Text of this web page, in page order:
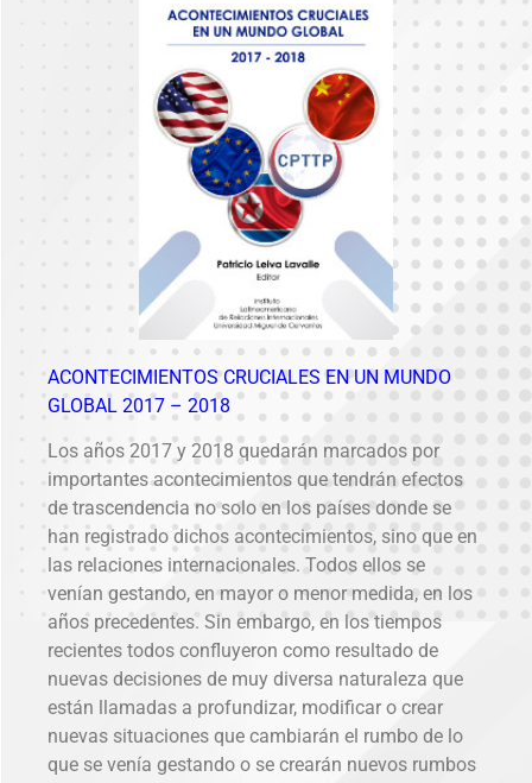
ACONTECIMIENTOS CRUCIALES EN UN MUNDO
GLOBAL 2017 – 2018
Los años 2017 y 2018 quedarán marcados por
importantes acontecimientos que tendrán efectos
de trascendencia no solo en los países donde se
han registrado dichos acontecimientos, sino que en
las relaciones internacionales. Todos ellos se
venían gestando, en mayor o menor medida, en los
años precedentes. Sin embargo, en los tiempos
recientes todos confluyeron como resultado de
nuevas decisiones de muy diversa naturaleza que
están llamadas a profundizar, modificar o crear
nuevas situaciones que cambiarán el rumbo de lo
que se venía gestando o se crearán nuevos rumbos